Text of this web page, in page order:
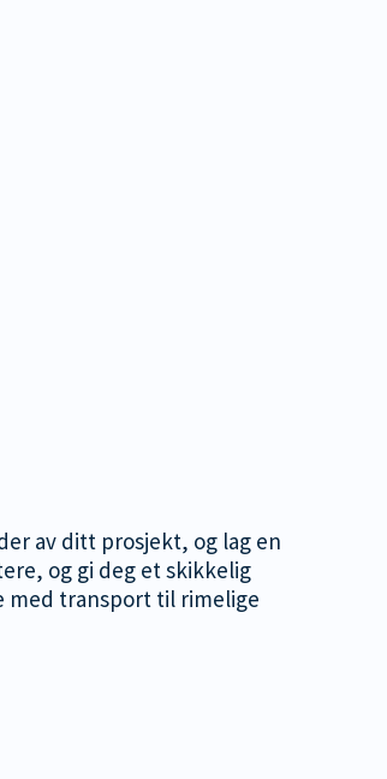
av ditt prosjekt, og lag en
og gi deg et skikkelig
med transport til rimelige